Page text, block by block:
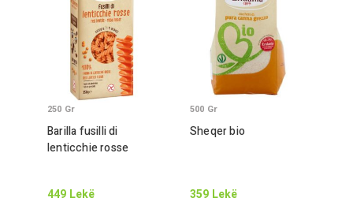
Barilla fusilli di
lenticchie rosse
250 Gr
449 Lekë
Sheqer bio
500 Gr
359 Lekë